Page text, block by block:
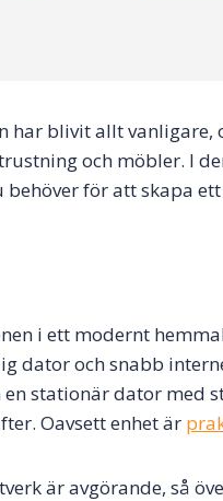
har blivit allt
och möbler. I
för att skapa
i ett modernt
dator och snabb
stationär dator med
Oavsett enhet är
är avgörande, så